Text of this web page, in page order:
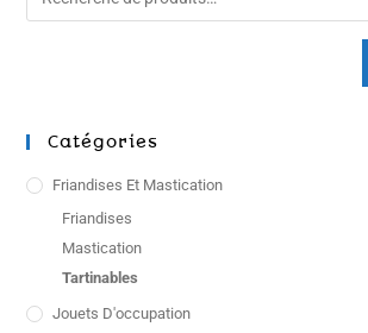
Catégories
Friandises Et Mastication
Friandises
Mastication
Tartinables
Jouets D'occupation